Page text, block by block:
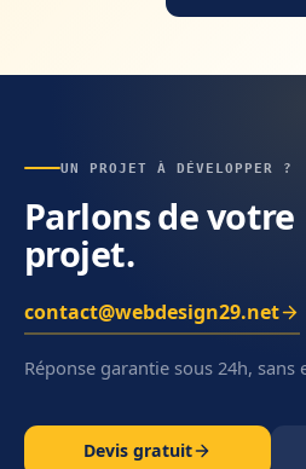
UN PROJET À DÉVELOPPER ?
Parlons de votre
projet.
contact@webdesign29.net
Réponse garantie sous 24h, sans
Devis gratuit